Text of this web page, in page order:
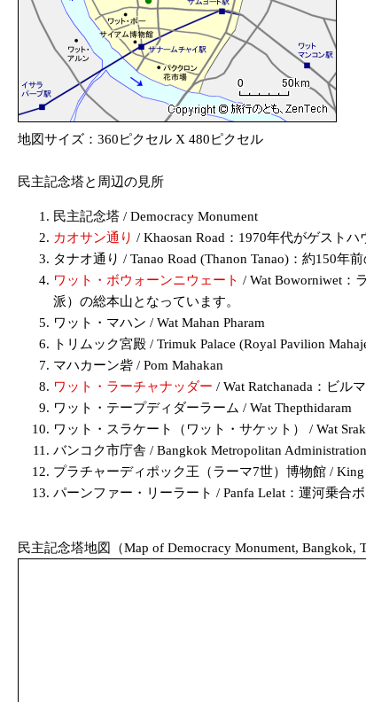
地図サイズ：360ピクセル X 480ピクセル
民主記念塔と周辺の見所
民主記念塔 / Democracy Monument
カオサン通り / Khaosan Road：1970年代がゲスト
タナオ通り / Tanao Road (Thanon Tanao)：約150
ワット・ボウォーンニウェート / Wat Boworniwet：
派）の総本山となっています。
ワット・マハン / Wat Mahan Pharam
トリムック宮殿 / Trimuk Palace (Royal Pavilion
マハカーン砦 / Pom Mahakan
ワット・ラーチャナッダー / Wat Ratchanada：ビル
ワット・テープディダーラーム / Wat Thepthidaram
ワット・スラケート（ワット・サケット） / Wat
バンコク市庁舎 / Bangkok Metropolitan
プラチャーディポック王（ラーマ7世）博物館 / King
パーンファー・リーラート / Panfa Lelat：運河乗合
民主記念塔地図（Map of Democracy Monument, Bangkok,